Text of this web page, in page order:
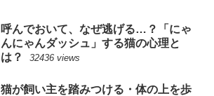
呼んでおいて、なぜ逃げる…？「にゃ
んにゃんダッシュ」する猫の心理と
は？
32436 views
猫が飼い主を踏みつける・体の上を歩